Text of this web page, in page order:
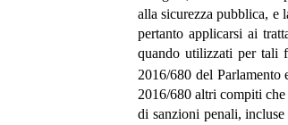
alla sicurezza pubblica, e
pertanto applicarsi ai
quando utilizzati per tali
2016/680 del
2016/680 altri compiti
di sanzioni penali,